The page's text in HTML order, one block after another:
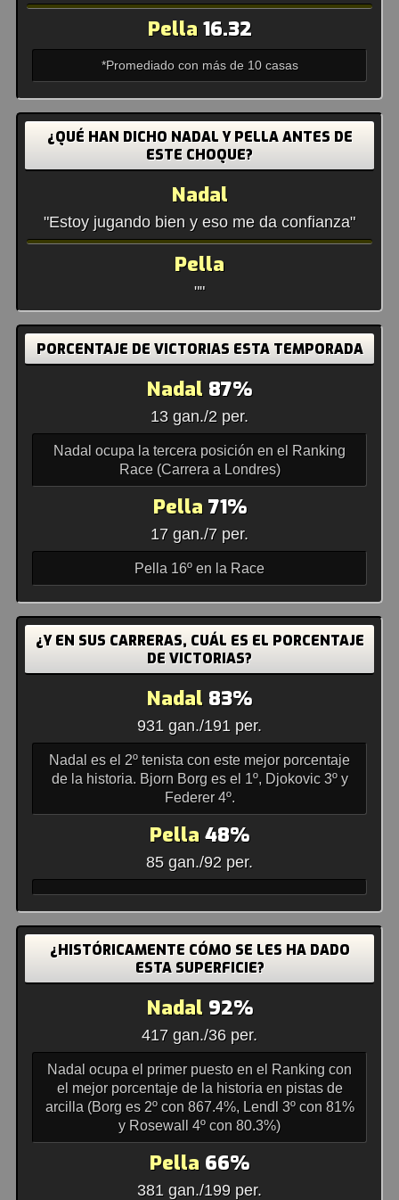
Pella 16.32
*Promediado con más de 10 casas
¿QUÉ HAN DICHO NADAL Y PELLA ANTES DE
ESTE CHOQUE?
Nadal
"Estoy jugando bien y eso me da confianza"
Pella
""
PORCENTAJE DE VICTORIAS ESTA TEMPORADA
Nadal 87%
13 gan./2 per.
Nadal ocupa la tercera posición en el Ranking
Race (Carrera a Londres)
Pella 71%
17 gan./7 per.
Pella 16º en la Race
¿Y EN SUS CARRERAS, CUÁL ES EL PORCENTAJE
DE VICTORIAS?
Nadal 83%
931 gan./191 per.
Nadal es el 2º tenista con este mejor porcentaje
de la historia. Bjorn Borg es el 1º, Djokovic 3º y
Federer 4º.
Pella 48%
85 gan./92 per.
¿HISTÓRICAMENTE CÓMO SE LES HA DADO
ESTA SUPERFICIE?
Nadal 92%
417 gan./36 per.
Nadal ocupa el primer puesto en el Ranking con
el mejor porcentaje de la historia en pistas de
arcilla (Borg es 2º con 867.4%, Lendl 3º con 81%
y Rosewall 4º con 80.3%)
Pella 66%
381 gan./199 per.